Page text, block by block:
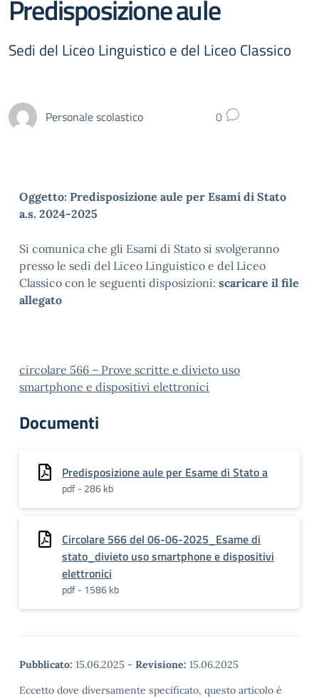
Predisposizione aule
Sedi del Liceo Linguistico e del Liceo Classico
Personale scolastico 0
Oggetto: Predisposizione aule per Esami di Stato
a.s. 2024-2025
Si comunica che gli Esami di Stato si svolgeranno
presso le sedi del Liceo Linguistico e del Liceo
Classico con le seguenti disposizioni: scaricare il file
allegato
circolare 566 – Prove scritte e divieto uso
smartphone e dispositivi elettronici
Documenti
Predisposizione aule per Esame di Stato a
pdf - 286 kb
Circolare 566 del 06-06-2025_Esame di
stato_divieto uso smartphone e dispositivi
elettronici
pdf - 1586 kb
Pubblicato: 15.06.2025 - Revisione: 15.06.2025
Eccetto dove diversamente specificato, questo articolo è